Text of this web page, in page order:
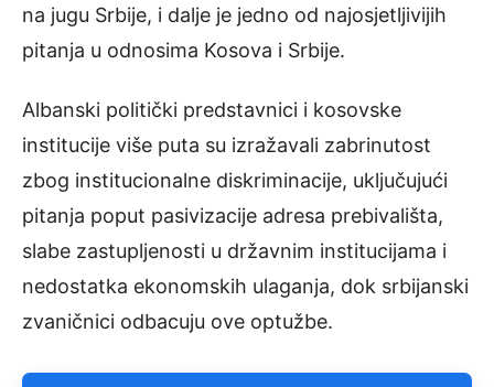
na jugu Srbije, i dalje je jedno od najosjetljivijih
pitanja u odnosima Kosova i Srbije.
Albanski politički predstavnici i kosovske
institucije više puta su izražavali zabrinutost
zbog institucionalne diskriminacije, uključujući
pitanja poput pasivizacije adresa prebivališta,
slabe zastupljenosti u državnim institucijama i
nedostatka ekonomskih ulaganja, dok srbijanski
zvaničnici odbacuju ove optužbe.